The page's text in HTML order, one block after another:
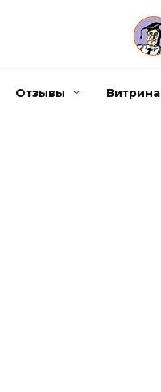
Отзывы Витрина